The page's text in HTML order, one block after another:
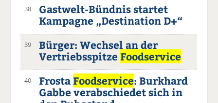
38
Gastwelt-Bündnis startet
Kampagne „Destination D+“
39
Bürger: Wechsel an der
Vertriebsspitze Foodservice
40 Frosta Foodservice: Burkhard
Gabbe verabschiedet sich in